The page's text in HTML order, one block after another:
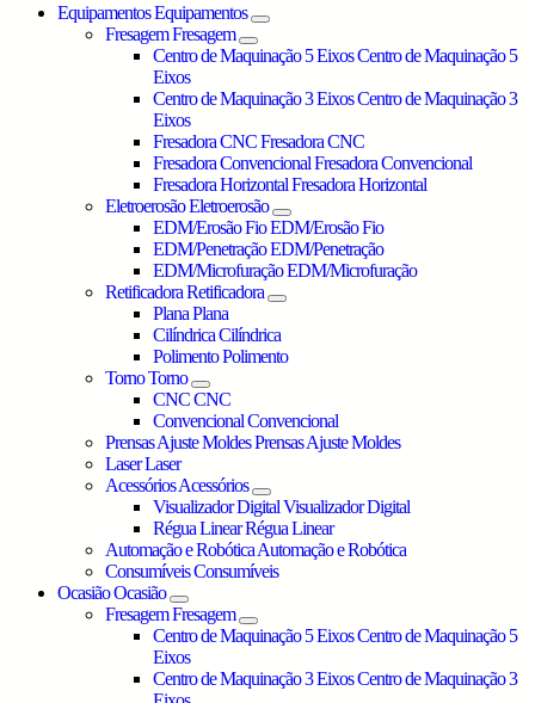
EquipamentosEquipamentos
FresagemFresagem
Centro de Maquinação 5 EixosCentro de Maquinação 5
Eixos
Centro de Maquinação 3 EixosCentro de Maquinação 3
Eixos
Fresadora CNCFresadora CNC
Fresadora ConvencionalFresadora Convencional
Fresadora HorizontalFresadora Horizontal
EletroerosãoEletroerosão
EDM/Erosão FioEDM/Erosão Fio
EDM/PenetraçãoEDM/Penetração
EDM/MicrofuraçãoEDM/Microfuração
RetificadoraRetificadora
PlanaPlana
CilíndricaCilíndrica
PolimentoPolimento
TornoTorno
CNCCNC
ConvencionalConvencional
Prensas Ajuste MoldesPrensas Ajuste Moldes
LaserLaser
AcessóriosAcessórios
Visualizador DigitalVisualizador Digital
Régua LinearRégua Linear
Automação e RobóticaAutomação e Robótica
ConsumíveisConsumíveis
OcasiãoOcasião
FresagemFresagem
Centro de Maquinação 5 EixosCentro de Maquinação 5
Eixos
Centro de Maquinação 3 EixosCentro de Maquinação 3